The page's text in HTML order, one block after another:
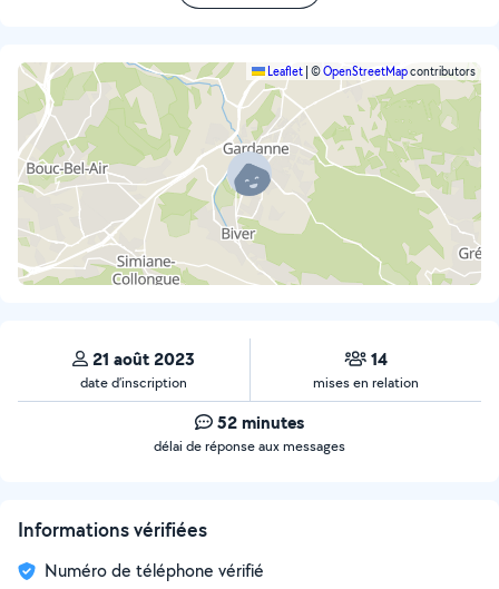
Leaflet ©OpenStreetMapcontributors
21 août 2023
date d’inscription
14
mises en relation
52 minutes
délai de réponse aux messages
Informations vérifiées
Numéro de téléphone vérifié